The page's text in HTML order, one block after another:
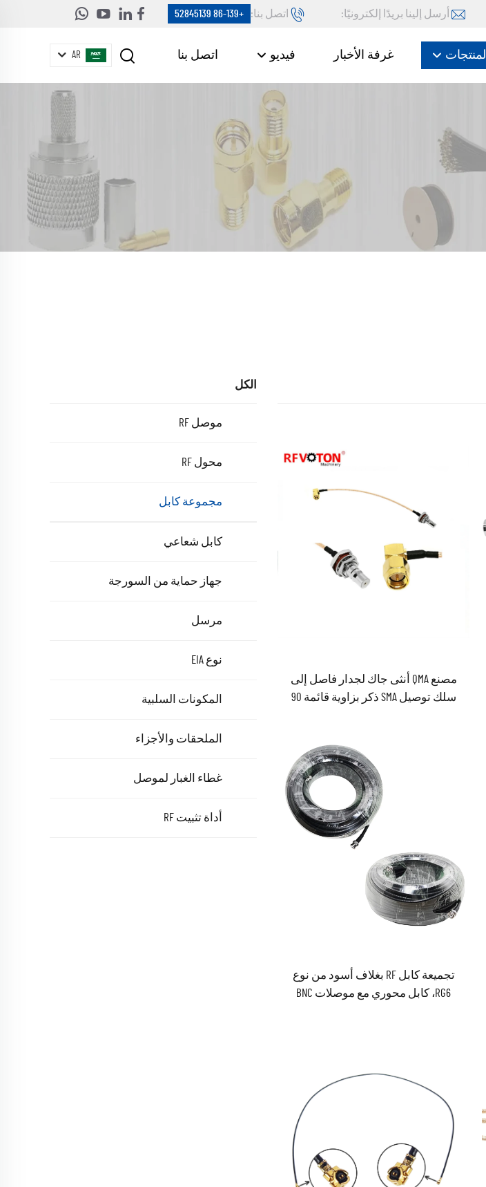
أرسل إلينا بريدًا إلكترونيًا: اتصل بنا: +86-139 52845139
المنتجات غرفة الأخبار فيديو اتصل بنا AR
الكل
موصل RF
محول RF
مجموعة كابل
كابل شعاعي
جهاز حماية من السورجة
مرسل
نوع EIA
المكونات السلبية
الملحقات والأجزاء
غطاء الغبار لموصل
أداة تثبيت RF
مصنع QMA أنثى جاك لجدار فاصل إلى
سلك توصيل SMA ذكر بزاوية قائمة 90
تجميعة كابل RF بغلاف أسود من نوع
RG6، كابل محوري مع موصلات BNC